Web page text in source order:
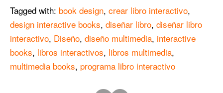
Tagged with: book design, crear libro interactivo,
design interactive books, diseñar libro, diseñar libro
interactivo, Diseño, diseño multimedia, interactive
books, libros interactivos, libros multimedia,
multimedia books, programa libro interactivo